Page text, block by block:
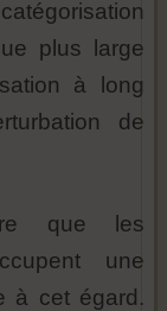
plus large
à long
de
que les
une
à cet égard.